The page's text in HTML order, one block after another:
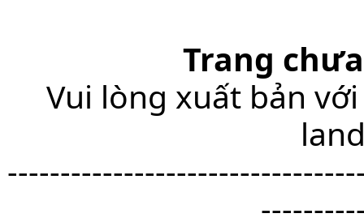
Trang
Vui lòng xuất bản